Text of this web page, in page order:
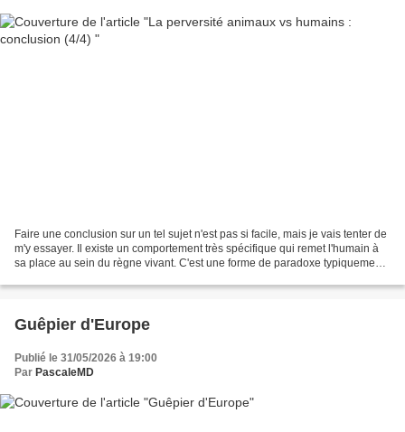
Faire une conclusion sur un tel sujet n'est pas si facile, mais je vais tenter de
m'y essayer. Il existe un comportement très spécifique qui remet l'humain à
sa place au sein du règne vivant. C'est une forme de paradoxe typiquement
Guêpier d'Europe
Publié le 31/05/2026 à 19:00
Par PascaleMD